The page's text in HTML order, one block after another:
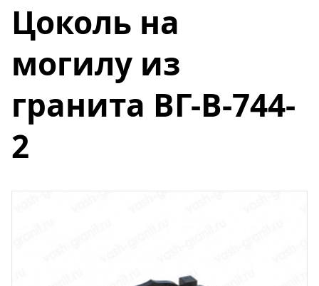
Цоколь на
могилу из
гранита ВГ-В-744-
2